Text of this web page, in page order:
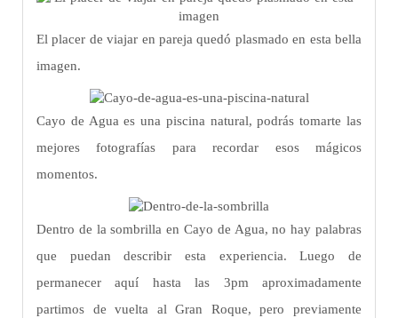
El placer de viajar en pareja quedó plasmado en esta bella
imagen.
Cayo de Agua es una piscina natural, podrás tomarte las
mejores fotografías para recordar esos mágicos
momentos.
Dentro de la sombrilla en Cayo de Agua, no hay palabras
que puedan describir esta experiencia. Luego de
permanecer aquí hasta las 3pm aproximadamente
partimos de vuelta al Gran Roque, pero previamente